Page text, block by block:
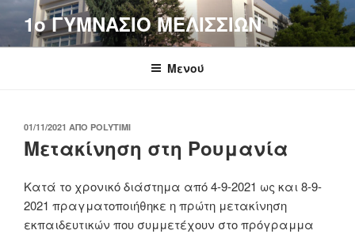
Μετάβαση
περιεχόμενο
1o ΓΥΜΝΑΣΙΟ ΜΕΛΙΣΣΙΩΝ
Μενού
ΔΗΜΟΣΙΕΎΤΗΚΕ
ΣΤΙΣ
01/11/2021 ΑΠΌ POLYTIMI
Μετακίνηση στη Ρουμανία
Κατά το χρονικό διάστημα από 4-9-2021 ως και 8-9-
2021 πραγματοποιήθηκε η πρώτη μετακίνηση
εκπαιδευτικών που συμμετέχουν στο πρόγραμμα